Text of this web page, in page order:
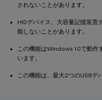
されないことがあります。
HIDデバイス、大容量記憶装置
能しないことがあります。
この機能はWindows 10で動作
います。
この機能は、最大2つのUSBデ